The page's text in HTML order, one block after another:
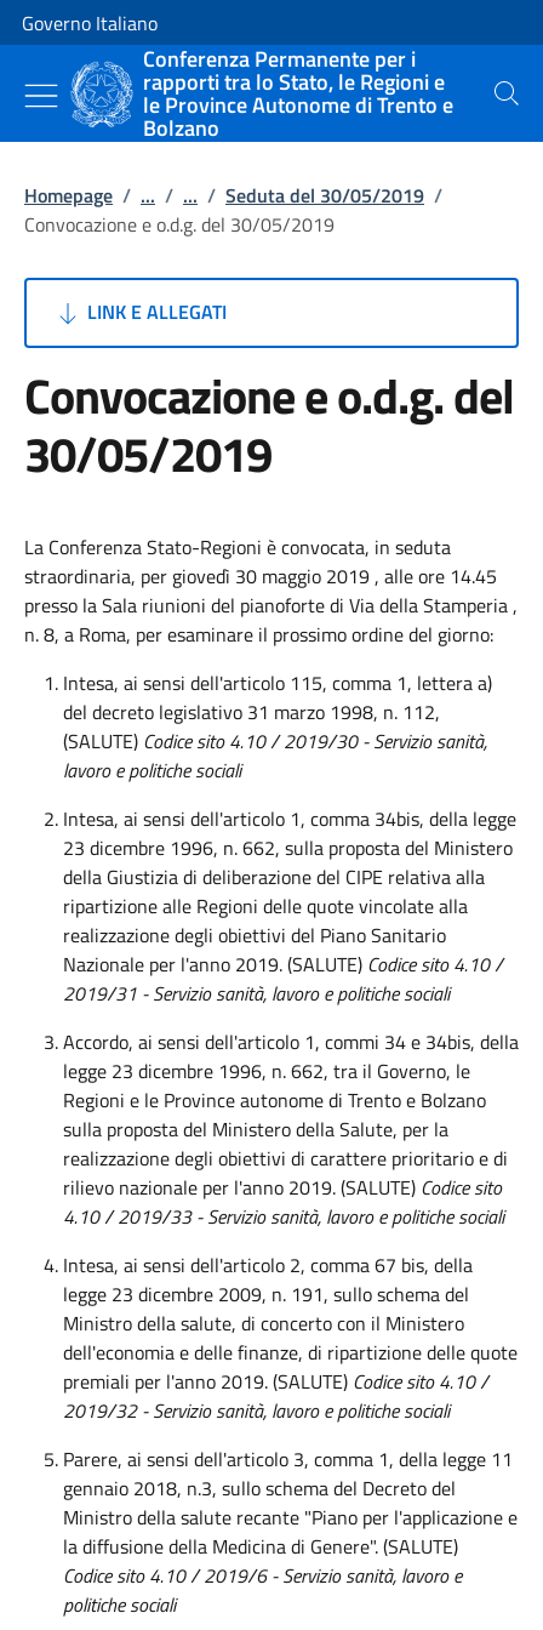
Vai al contenuto
Vai alla navigazione del sito
Governo Italiano
Conferenza Permanente per i
rapporti tra lo Stato, le Regioni e
le Province Autonome di Trento e
Bolzano
Cerca
Homepage / ... / ... / Seduta del 30/05/2019 /
Convocazione e o.d.g. del 30/05/2019
LINK E ALLEGATI
Convocazione e o.d.g. del
30/05/2019
La Conferenza Stato-Regioni è convocata, in seduta
straordinaria, per giovedì 30 maggio 2019 , alle ore 14.45
presso la Sala riunioni del pianoforte di Via della Stamperia ,
n. 8, a Roma, per esaminare il prossimo ordine del giorno:
Intesa, ai sensi dell'articolo 115, comma 1, lettera a)
del decreto legislativo 31 marzo 1998, n. 112,
(SALUTE) Codice sito 4.10 / 2019/30 -Servizio sanità,
lavoro e politiche sociali
Intesa, ai sensi dell'articolo 1, comma 34bis, della legge
23 dicembre 1996, n. 662, sulla proposta del Ministero
della Giustizia di deliberazione del CIPE relativa alla
ripartizione alle Regioni delle quote vincolate alla
realizzazione degli obiettivi del Piano Sanitario
Nazionale per l'anno 2019. (SALUTE) Codice sito 4.10 /
2019/31 -Servizio sanità, lavoro e politiche sociali
Accordo, ai sensi dell'articolo 1, commi 34 e 34bis, della
legge 23 dicembre 1996, n. 662, tra il Governo, le
Regioni e le Province autonome di Trento e Bolzano
sulla proposta del Ministero della Salute, per la
realizzazione degli obiettivi di carattere prioritario e di
rilievo nazionale per l'anno 2019. (SALUTE) Codice sito
4.10 / 2019/33 -Servizio sanità, lavoro e politiche sociali
Intesa, ai sensi dell'articolo 2, comma 67 bis, della
legge 23 dicembre 2009, n. 191, sullo schema del
Ministro della salute, di concerto con il Ministero
dell'economia e delle finanze, di ripartizione delle quote
premiali per l'anno 2019. (SALUTE) Codice sito 4.10 /
2019/32 -Servizio sanità, lavoro e politiche sociali
Parere, ai sensi dell'articolo 3, comma 1, della legge 11
gennaio 2018, n.3, sullo schema del Decreto del
Ministro della salute recante "Piano per l'applicazione e
la diffusione della Medicina di Genere". (SALUTE)
Codice sito 4.10 / 2019/6 -Servizio sanità, lavoro e
politiche sociali